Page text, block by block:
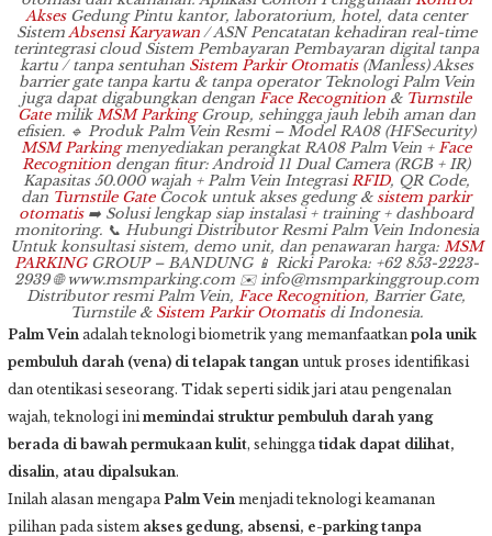
AksesGedung Pintu kantor, laboratorium, hotel, data center
SistemAbsensi Karyawan/ ASN Pencatatan kehadiran real-time
terintegrasi cloud Sistem Pembayaran Pembayaran digital tanpa
kartu / tanpa sentuhan Sistem Parkir Otomatis(Manless) Akses
barrier gate tanpa kartu & tanpa operator Teknologi Palm Vein
juga dapat digabungkan dengan Face Recognition & Turnstile
GatemilikMSM ParkingGroup, sehingga jauh lebih aman dan
efisien. 🔹 Produk Palm Vein Resmi – Model RA08 (HFSecurity)
MSM Parkingmenyediakan perangkat RA08 Palm Vein +Face
Recognition dengan fitur: Android 11 Dual Camera (RGB + IR)
Kapasitas 50.000 wajah + Palm Vein IntegrasiRFID, QR Code,
dan Turnstile GateCocok untuk akses gedung & sistem parkir
otomatis➡️ Solusi lengkap siap instalasi + training + dashboard
monitoring. 📞 Hubungi Distributor Resmi Palm Vein Indonesia
Untuk konsultasi sistem, demo unit, dan penawaran harga: MSM
PARKINGGROUP – BANDUNG 📱 Ricki Paroka: +62 853-2223-
2939 🌐 www.msmparking.com ✉️ info@msmparkinggroup.com
Distributor resmi Palm Vein, Face Recognition, Barrier Gate,
Turnstile & Sistem Parkir Otomatisdi Indonesia.
Palm Vein adalah teknologi biometrik yang memanfaatkan pola unik
pembuluh darah (vena) di telapak tangan untuk proses identifikasi
dan otentikasi seseorang. Tidak seperti sidik jari atau pengenalan
wajah, teknologi ini memindai struktur pembuluh darah yang
berada di bawah permukaan kulit, sehingga tidak dapat dilihat,
disalin, atau dipalsukan.
Inilah alasan mengapa Palm Vein menjadi teknologi keamanan
pilihan pada sistem akses gedung, absensi, e-parking tanpa